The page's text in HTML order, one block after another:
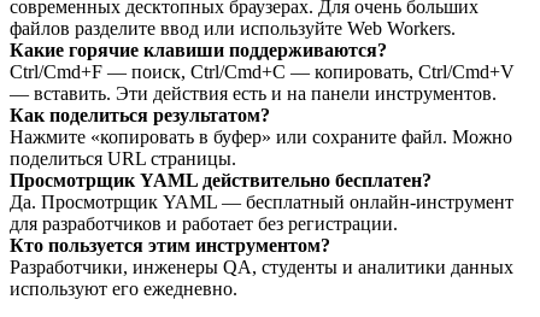
современных десктопных браузерах. Для очень больших
файлов разделите ввод или используйте Web Workers.
Какие горячие клавиши поддерживаются?
Ctrl/Cmd+F — поиск, Ctrl/Cmd+C — копировать, Ctrl/Cmd+V
— вставить. Эти действия есть и на панели инструментов.
Как поделиться результатом?
Нажмите «копировать в буфер» или сохраните файл. Можно
поделиться URL страницы.
Просмотрщик YAML действительно бесплатен?
Да. Просмотрщик YAML — бесплатный онлайн‑инструмент
для разработчиков и работает без регистрации.
Кто пользуется этим инструментом?
Разработчики, инженеры QA, студенты и аналитики данных
используют его ежедневно.